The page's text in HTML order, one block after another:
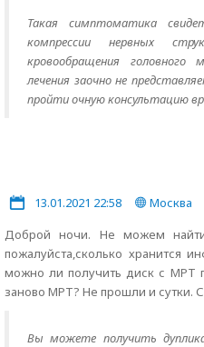
Такая симптоматика
компрессии нервных
кровообращения головного
лечения заочно не
пройти очную консультацию
13.01.2021 22:58 Москва
Доброй ночи. Не можем
пожалуйста,сколько хранится
можно ли получить диск с МРТ
заново МРТ? Не прошли и сутки.
Вы можете получить